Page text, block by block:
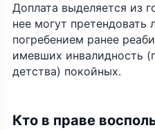
Доплата выделяется из
нее могут
погребением ранее
имевших инвалидность
детства) покойных.
Кто в праве